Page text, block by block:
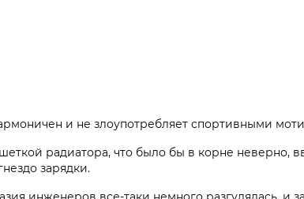
и не злоупотребляет спортивными
радиатора, что было бы в корне неверно,
зарядки.
инженеров все-таки немного разгулялась,